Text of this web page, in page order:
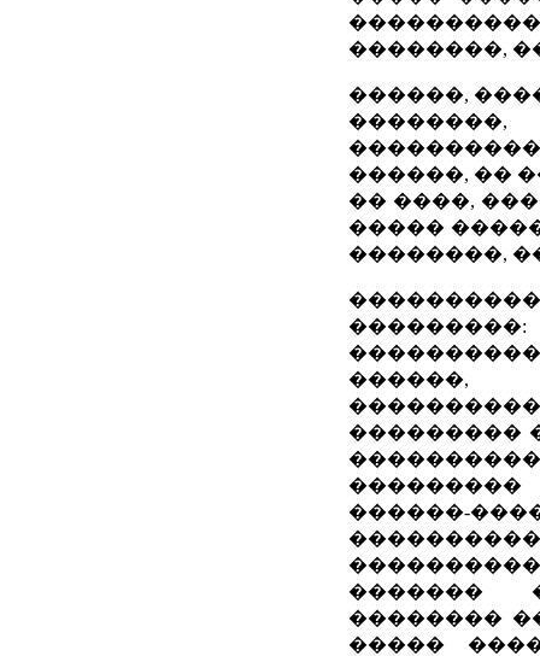
��������,
������,
������, ��
�� ����,
�����
��������,
���������
������-
�������
��������
�����